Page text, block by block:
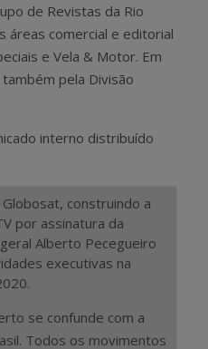
de Revistas da Rio
áreas comercial e editorial
e Vela & Motor. Em
pela Divisão
interno distribuído
construindo a
por assinatura da
Alberto Pecegueiro
executivas na
se confunde com a
Todos os movimentos